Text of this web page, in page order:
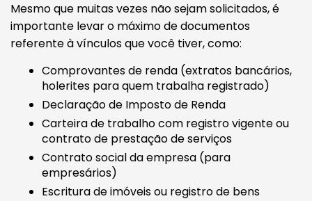
Mesmo que muitas vezes não sejam solicitados, é
importante levar o máximo de documentos
referente à vínculos que você tiver, como:
Comprovantes de renda (extratos bancários,
holerites para quem trabalha registrado)
Declaração de Imposto de Renda
Carteira de trabalho com registro vigente ou
contrato de prestação de serviços
Contrato social da empresa (para
empresários)
Escritura de imóveis ou registro de bens